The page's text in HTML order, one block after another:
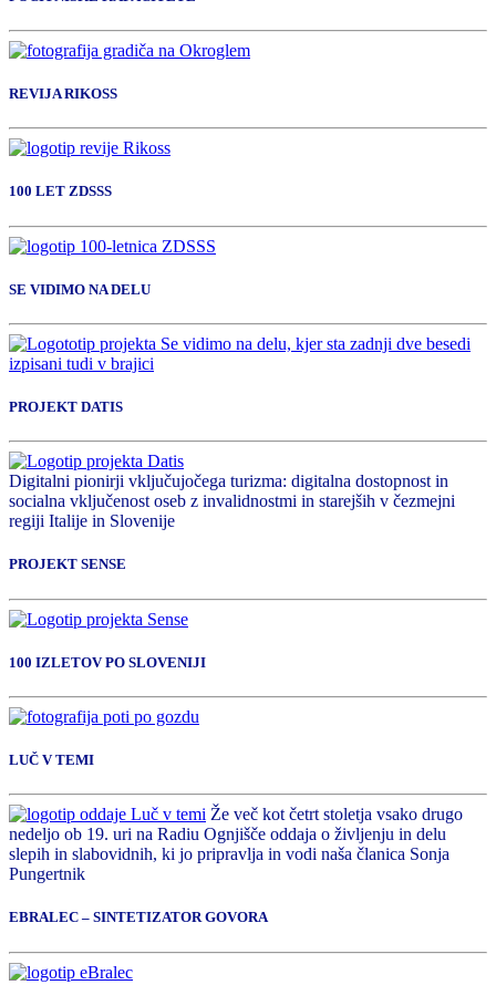
REVIJA RIKOSS
100 LET ZDSSS
SE VIDIMO NA DELU
PROJEKT DATIS
Digitalni pionirji vključujočega turizma: digitalna dostopnost in
socialna vključenost oseb z invalidnostmi in starejših v čezmejni
regiji Italije in Slovenije
PROJEKT SENSE
100 IZLETOV PO SLOVENIJI
LUČ V TEMI
Že več kot četrt stoletja vsako drugo
nedeljo ob 19. uri na Radiu Ognjišče oddaja o življenju in delu
slepih in slabovidnih, ki jo pripravlja in vodi naša članica Sonja
Pungertnik
EBRALEC – SINTETIZATOR GOVORA